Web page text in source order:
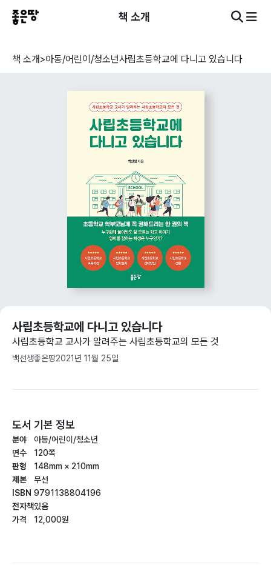
책 소개
책 소개>아동/어린이/청소년사립초등학교에 다니고 있습니다
사립초등학교에 다니고 있습니다
사립초등학교 교사가 알려주는 사립초등학교의 모든 것
백선생좋은땅2021년 11월 25일
도서 기본 정보
분야
면수
판형
제본
ISBN
전자책
가격
아동/어린이/청소년
120쪽
148mm × 210mm
무선
9791138804196
있음
12,000원